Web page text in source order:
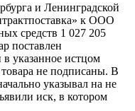
и Ленинградской
к ООО
средств 1 027 205
поставлен
указанное истцом
не подписаны. В
указывал на не
иск, в котором